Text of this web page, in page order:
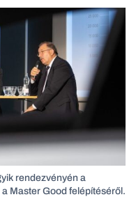
rendezvényén a
Master Good felépítéséről.